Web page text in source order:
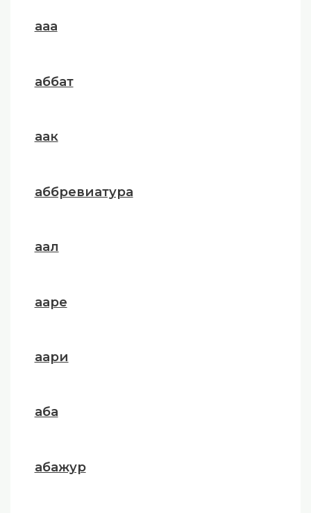
ааа
аббат
аак
аббревиатура
аал
ааре
аари
аба
абажур